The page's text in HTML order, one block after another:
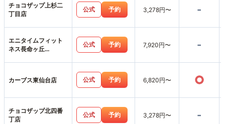
チョコザップ上杉二
丁目店
公式 予約 3,278円〜 -
エニタイムフィット
ネス長命ヶ丘
公式 予約 7,920円〜 -
カーブス東仙台店 公式 予約 6,820円〜 ○
チョコザップ北四番
丁店
公式 予約 3,278円〜 -